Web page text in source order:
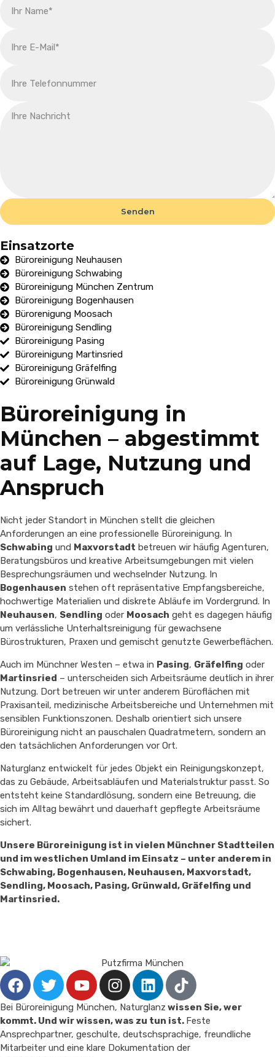
Senden
Einsatzorte
Büroreinigung Neuhausen
Büroreinigung Schwabing
Büroreinigung München Zentrum
Büroreinigung Bogenhausen
Bürorenigung Moosach
Büroreinigung Sendling
Büroreinigung Pasing
Büroreinigung Martinsried
Büroreinigung Gräfelfing
Büroreinigung Grünwald
Büroreinigung in
München – abgestimmt
auf Lage, Nutzung und
Anspruch
Nicht jeder Standort in München stellt die gleichen
Anforderungen an eine professionelle Büroreinigung. In
Schwabing und Maxvorstadt betreuen wir häufig Agenturen,
Beratungsbüros und kreative Arbeitsumgebungen mit vielen
Besprechungsräumen und wechselnder Nutzung. In
Bogenhausen stehen oft repräsentative Empfangsbereiche,
hochwertige Materialien und diskrete Abläufe im Vordergrund. In
Neuhausen, Sendling oder Moosach geht es dagegen häufig
um verlässliche Unterhaltsreinigung für gewachsene
Bürostrukturen, Praxen und gemischt genutzte Gewerbeflächen.
Auch im Münchner Westen – etwa in Pasing, Gräfelfing oder
Martinsried – unterscheiden sich Arbeitsräume deutlich in ihrer
Nutzung. Dort betreuen wir unter anderem Büroflächen mit
Praxisanteil, medizinische Arbeitsbereiche und Unternehmen mit
sensiblen Funktionszonen. Deshalb orientiert sich unsere
Büroreinigung nicht an pauschalen Quadratmetern, sondern an
den tatsächlichen Anforderungen vor Ort.
Naturglanz entwickelt für jedes Objekt ein Reinigungskonzept,
das zu Gebäude, Arbeitsabläufen und Materialstruktur passt. So
entsteht keine Standardlösung, sondern eine Betreuung, die
sich im Alltag bewährt und dauerhaft gepflegte Arbeitsräume
sichert.
Unsere Büroreinigung ist in vielen Münchner Stadtteilen
und im westlichen Umland im Einsatz – unter anderem in
Schwabing, Bogenhausen, Neuhausen, Maxvorstadt,
Sendling, Moosach, Pasing, Grünwald, Gräfelfing und
Martinsried.
Bei Büroreinigung München, Naturglanz wissen Sie, wer
kommt. Und wir wissen, was zu tun ist. Feste
Ansprechpartner, geschulte, deutschsprachige, freundliche
Mitarbeiter und eine klare Dokumentation der